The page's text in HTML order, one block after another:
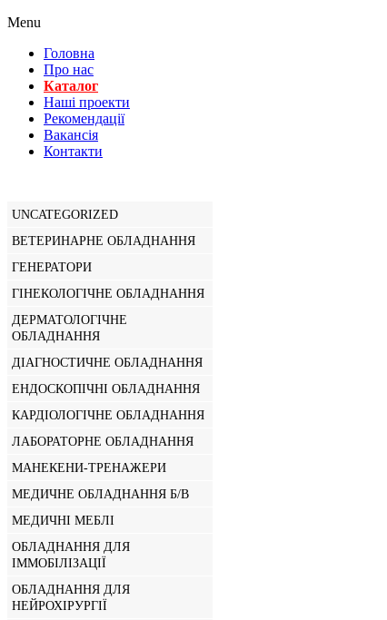
Menu
Головна
Про нас
Каталог
Нашi проекти
Рекомендації
Вакансiя
Контакти
UNCATEGORIZED
ВЕТЕРИНАРНЕ ОБЛАДНАННЯ
ГЕНЕРАТОРИ
ГІНЕКОЛОГІЧНЕ ОБЛАДНАННЯ
ДЕРМАТОЛОГІЧНЕ
ОБЛАДНАННЯ
ДІАГНОСТИЧНЕ ОБЛАДНАННЯ
ЕНДОСКОПІЧНІ ОБЛАДНАННЯ
КАРДІОЛОГІЧНЕ ОБЛАДНАННЯ
ЛАБОРАТОРНЕ ОБЛАДНАННЯ
МАНЕКЕНИ-ТРЕНАЖЕРИ
МЕДИЧНЕ ОБЛАДНАННЯ Б/В
МЕДИЧНІ МЕБЛІ
ОБЛАДНАННЯ ДЛЯ
ІММОБІЛІЗАЦІЇ
ОБЛАДНАННЯ ДЛЯ
НЕЙРОХІРУРГІЇ